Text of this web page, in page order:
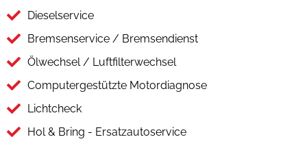
Dieselservice
Bremsenservice / Bremsendienst
Ölwechsel / Luftfilterwechsel
Computergestützte Motordiagnose
Lichtcheck
Hol & Bring - Ersatzautoservice